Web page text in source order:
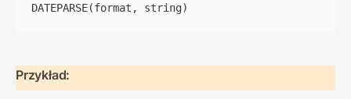
DATEPARSE(format, string)
Przykład: